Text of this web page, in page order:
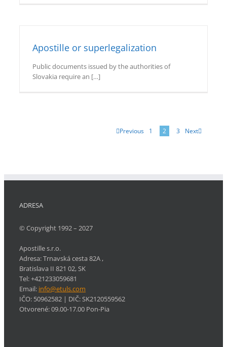
Apostille or superlegalization
Public documents issued by the authorities of
Slovakia require an […]
Previous 1 2 3 Next
ADRESA
© Copyright 1992 – 2027
Apostille s.r.o.
Adresa:Trnavská cesta 82A ,
Bratislava II 821 02, SK
Tel:+421233059681
Email: info@etuls.com
IČO: 50962582 | DIČ: SK2120559562
Otvorené:09.00-17.00 Pon-Pia